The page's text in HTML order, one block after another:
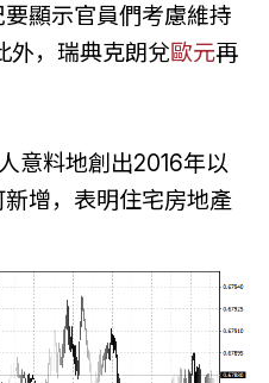
顯示官員們考慮維持
外，瑞典克朗兌歐元再
意料地創出2016年以
增，表明住宅房地產